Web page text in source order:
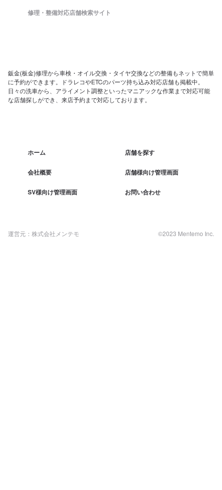
修理・整備対応店舗検索サイト
鈑金(板金)修理から車検・オイル交換・タイヤ交換などの整備もネットで簡単
に予約ができます。ドラレコやETCのパーツ持ち込み対応店舗も掲載中。
日々の洗車から、アライメント調整といったマニアックな作業まで対応可能
な店舗探しができ、来店予約まで対応しております。
ホーム 店舗を探す
会社概要 店舗様向け管理画面
SV様向け管理画面 お問い合わせ
運営元：株式会社メンテモ ©2023 Mentemo Inc.